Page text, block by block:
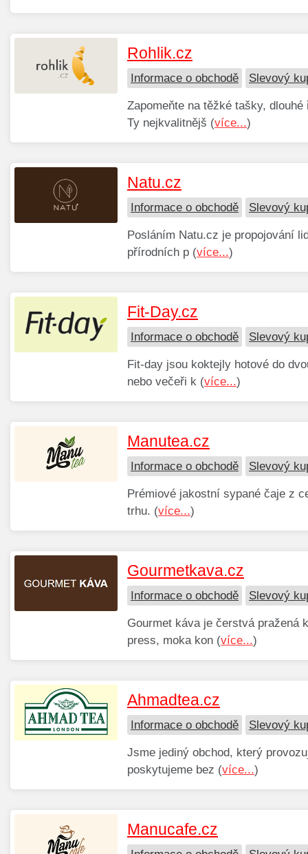
Rohlik.cz
Informace o obchodě Slevový
Zapomeňte na těžké tašky,
Ty nejkvalitnějš (více...)
Natu.cz
Informace o obchodě Slevový
Posláním Natu.cz je propojování
přírodních p (více...)
Fit-Day.cz
Informace o obchodě Slevový
Fit-day jsou koktejly hotové do
nebo večeři k (více...)
Manutea.cz
Informace o obchodě Slevový
Prémiové jakostní sypané čaje z
trhu. (více...)
Gourmetkava.cz
Informace o obchodě Slevový
Gourmet káva je čerstvá pražená
press, moka kon (více...)
Ahmadtea.cz
Informace o obchodě Slevový
Jsme jediný obchod, který
poskytujeme bez (více...)
Manucafe.cz